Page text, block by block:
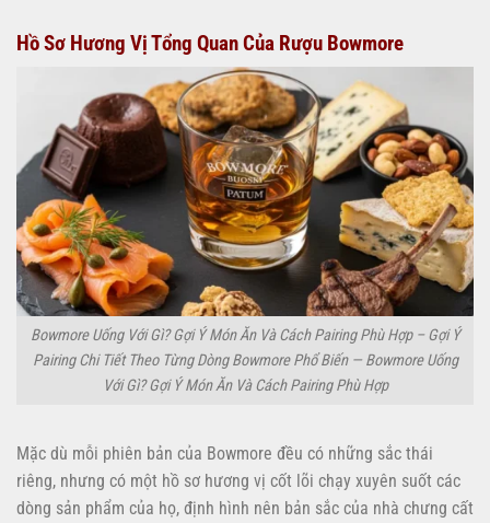
Hồ Sơ Hương Vị Tổng Quan Của Rượu Bowmore
Bowmore Uống Với Gì? Gợi Ý Món Ăn Và Cách Pairing Phù Hợp – Gợi Ý
Pairing Chi Tiết Theo Từng Dòng Bowmore Phổ Biến — Bowmore Uống
Với Gì? Gợi Ý Món Ăn Và Cách Pairing Phù Hợp
Mặc dù mỗi phiên bản của Bowmore đều có những sắc thái
riêng, nhưng có một hồ sơ hương vị cốt lõi chạy xuyên suốt các
dòng sản phẩm của họ, định hình nên bản sắc của nhà chưng cất